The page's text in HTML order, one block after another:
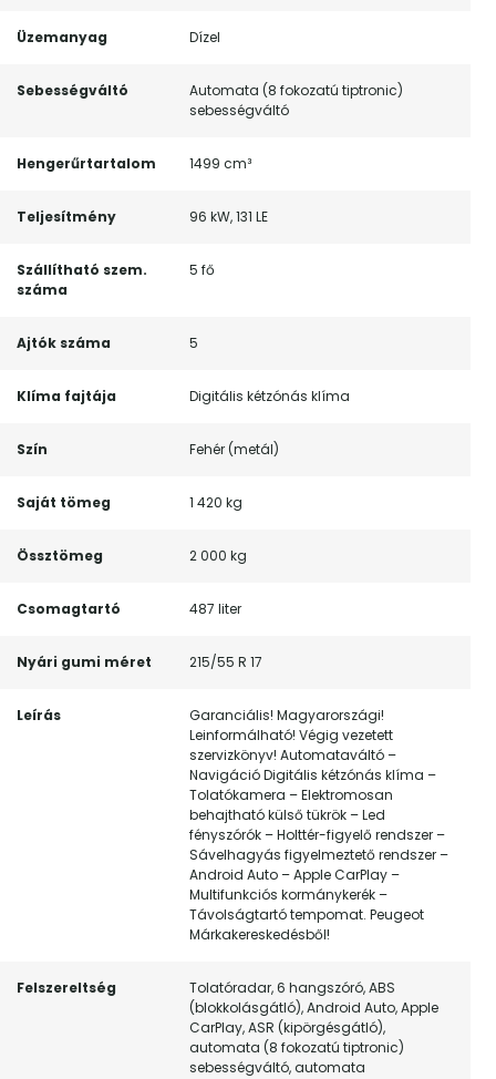
Üzemanyag Dízel
Sebességváltó
Automata (8 fokozatú tiptronic)
sebességváltó
Hengerűrtartalom 1499 cm³
Teljesítmény 96 kW, 131 LE
Szállítható szem.
száma
5 fő
Ajtók száma 5
Klíma fajtája Digitális kétzónás klíma
Szín Fehér (metál)
Saját tömeg 1 420 kg
Össztömeg 2 000 kg
Csomagtartó 487 liter
Nyári gumi méret 215/55 R 17
Leírás
Garanciális! Magyarországi!
Leinformálható! Végig vezetett
szervizkönyv! Automataváltó –
Navigáció Digitális kétzónás klíma –
Tolatókamera – Elektromosan
behajtható külső tükrök – Led
fényszórók – Holttér-figyelő rendszer –
Sávelhagyás figyelmeztető rendszer –
Android Auto – Apple CarPlay –
Multifunkciós kormánykerék –
Távolságtartó tempomat. Peugeot
Márkakereskedésből!
Felszereltség
Tolatóradar, 6 hangszóró, ABS
(blokkolásgátló), Android Auto, Apple
CarPlay, ASR (kipörgésgátló),
automata (8 fokozatú tiptronic)
sebességváltó, automata